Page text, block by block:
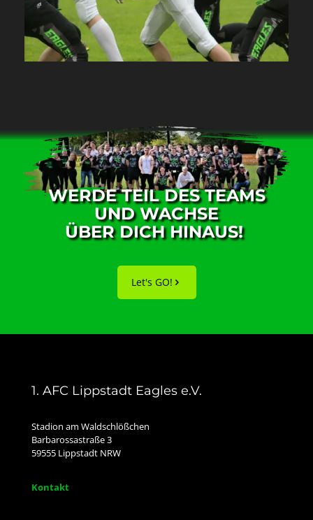
WERDE TEIL DES TEAMS
UND WACHSE
ÜBER DICH HINAUS!
Let's GO!
1. AFC Lippstadt Eagles e.V.
Stadion am Waldschlößchen
Barbarossastraße 3
59555 Lippstadt NRW
Kontakt